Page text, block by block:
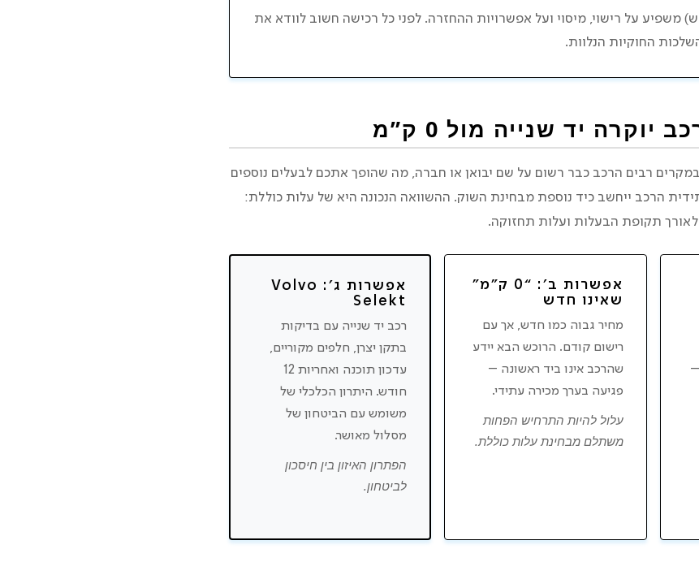
על רישוי, מיסוי ועל אפשרויות ההחזרה. לפני כל רכישה חשוב לוודא את
החוקיות הנלוות.
יד שנייה מול 0 ק”מ
במקרים רבים הרכב כבר רשום על שם יבואן או חברה, מה שהופך אתכם לבעלים נוספים
הרכב ייחשב כיד נוספת מבחינת השוק. ההשוואה הנכונה היא של עלות כוללת:
לאורך תקופת הבעלות ועלות תחזוקה.
אפשרות ב׳: “0 ק”מ”
שאינו חדש
מחיר גבוה כמו חדש, אך עם
רישום קודם. הרוכש הבא יידע
שהרכב אינו ביד ראשונה –
פגיעה בערך מכירה עתידי.
עלול להיות התרחיש הפחות
משתלם מבחינת עלות כוללת.
אפשרות ג׳: Volvo
Selekt
רכב יד שנייה עם בדיקות
בתקן יצרן, חלפים מקוריים,
עדכון תוכנה ואחריות 12
חודש. היתרון הכלכלי של
משומש עם הביטחון של
מסלול מאושר.
הפתרון האיזון בין חיסכון
לביטחון.